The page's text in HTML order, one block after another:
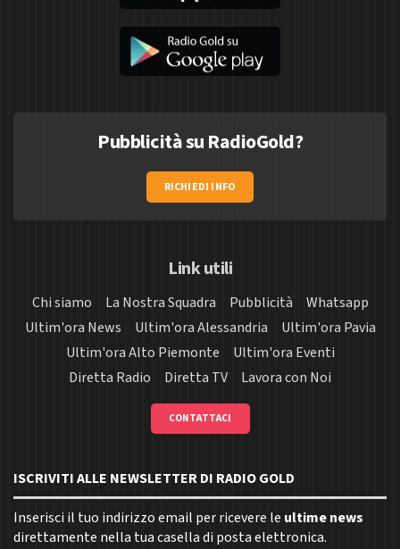
Pubblicità su RadioGold?
RICHIEDI INFO
Link utili
Chi siamo La Nostra Squadra Pubblicità
Whatsapp
Ultim'ora News
Ultim'ora Alessandria
Ultim'ora Pavia
Ultim'ora Alto Piemonte
Ultim'ora Eventi
Diretta Radio
Diretta TV Lavora con Noi
CONTATTACI
ISCRIVITI ALLE NEWSLETTER DI RADIO GOLD
Inserisci il tuo indirizzo email per ricevere le ultime news
direttamente nella tua casella di posta elettronica.